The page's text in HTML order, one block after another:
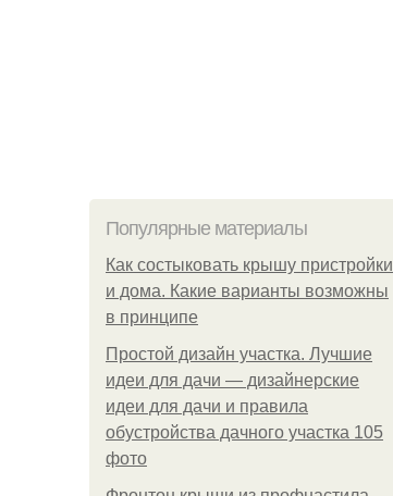
Популярные материалы
Как состыковать крышу пристройки
и дома. Какие варианты возможны
в принципе
Простой дизайн участка. Лучшие
идеи для дачи — дизайнерские
идеи для дачи и правила
обустройства дачного участка 105
фото